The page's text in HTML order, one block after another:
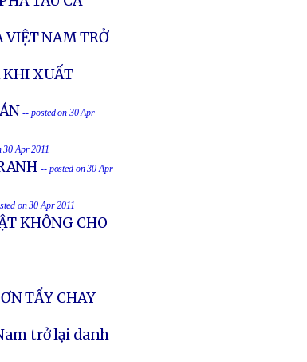
VIỆT NAM TRỞ
KHI XUẤT
-- posted on 30 Apr
30 Apr 2011
-- posted on 30 Apr
on 30 Apr 2011
KHÔNG CHO
TẨY CHAY
trở lại danh